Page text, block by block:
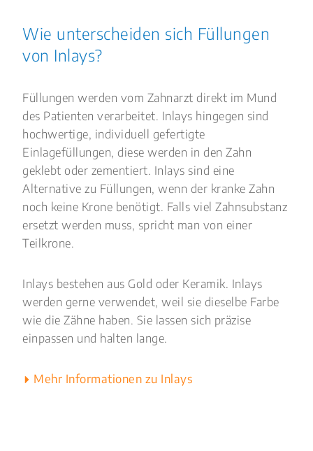
Wie unterscheiden sich Füllungen
von Inlays?
Füllungen werden vom Zahnarzt direkt im Mund
des Patienten verarbeitet. Inlays hingegen sind
hochwertige, individuell gefertigte
Einlagefüllungen, diese werden in den Zahn
geklebt oder zementiert. Inlays sind eine
Alternative zu Füllungen, wenn der kranke Zahn
noch keine Krone benötigt. Falls viel Zahnsubstanz
ersetzt werden muss, spricht man von einer
Teilkrone.
Inlays bestehen aus Gold oder Keramik. Inlays
werden gerne verwendet, weil sie dieselbe Farbe
wie die Zähne haben. Sie lassen sich präzise
einpassen und halten lange.
Mehr Informationen zu Inlays